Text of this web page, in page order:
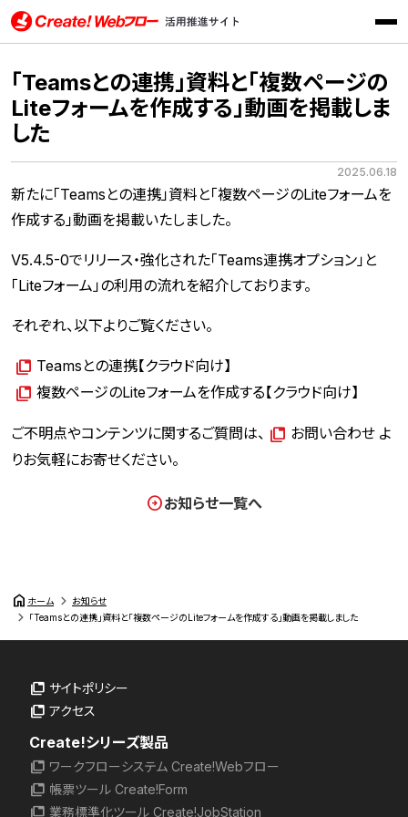
Create!Webフロー活用推進サイト インフォテック株式会社
メ
「Teamsとの連携」資料と「複数ページの
Liteフォームを作成する」動画を掲載しま
した
2025.06.18
新たに「Teamsとの連携」資料と「複数ページのLiteフォームを
作成する」動画を掲載いたしました。
V5.4.5-0でリリース・強化された「Teams連携オプション」と
「Liteフォーム」の利用の流れを紹介しております。
それぞれ、以下よりご覧ください。
Teamsとの連携【クラウド向け】
複数ページのLiteフォームを作成する【クラウド向け】
ご不明点やコンテンツに関するご質問は、 お問い合わせ よ
りお気軽にお寄せください。
お知らせ一覧へ
home ホーム
お知らせ
「Teamsとの連携」資料と「複数ページのLiteフォームを作成する」動画を掲載しました
サイトポリシー
アクセス
Create!シリーズ製品
ワークフローシステム Create!Webフロー
帳票ツール Create!Form
業務標準化ツール Create!JobStation